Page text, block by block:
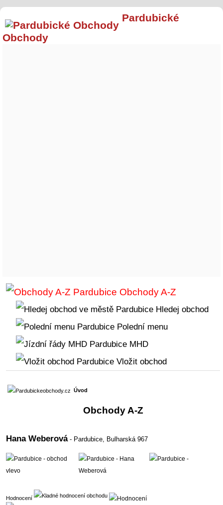
Pardubické
Obchody
Obchody A-Z
Hledej obchod
Polední menu
MHD
Vložit obchod
Úvod
Obchody A-Z
Hana Weberová- Pardubice, Bulharská 967
Hodnocení